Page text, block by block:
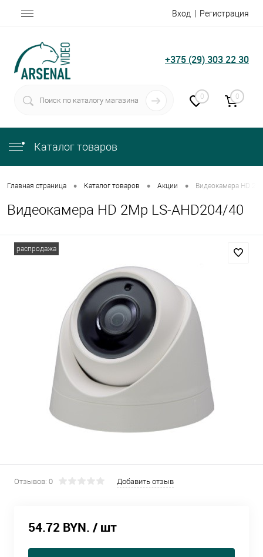
Вход Регистрация
+375 (29) 303 22 30
0 0
Каталог товаров
Главная страница • Каталог товаров • Акции • Видеокамера HD
Видеокамера HD 2Mp LS-AHD204/40
распродажа
Отзывов: 0 Добавить отзыв
54.72 BYN. / шт